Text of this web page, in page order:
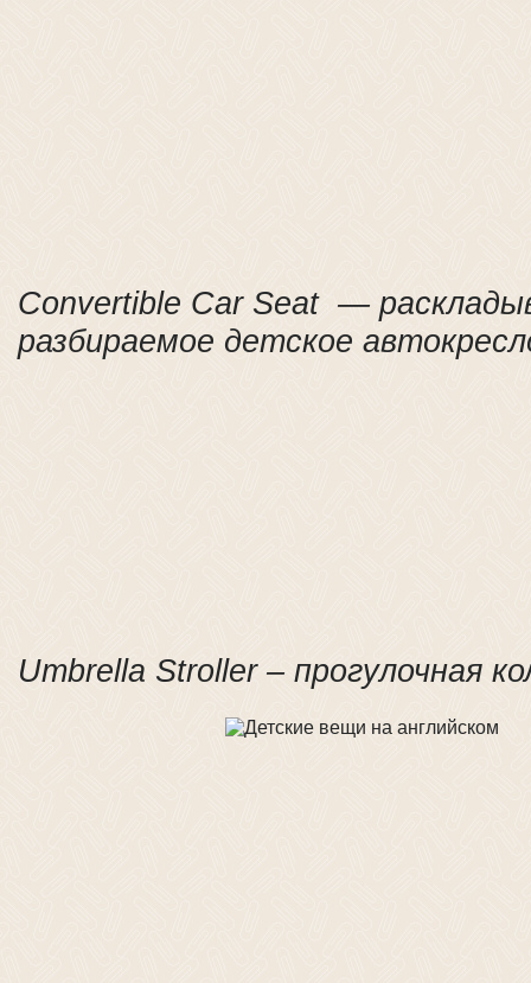
Convertible Car Seat —
разбираемое детское
Umbrella Stroller – прогулочная